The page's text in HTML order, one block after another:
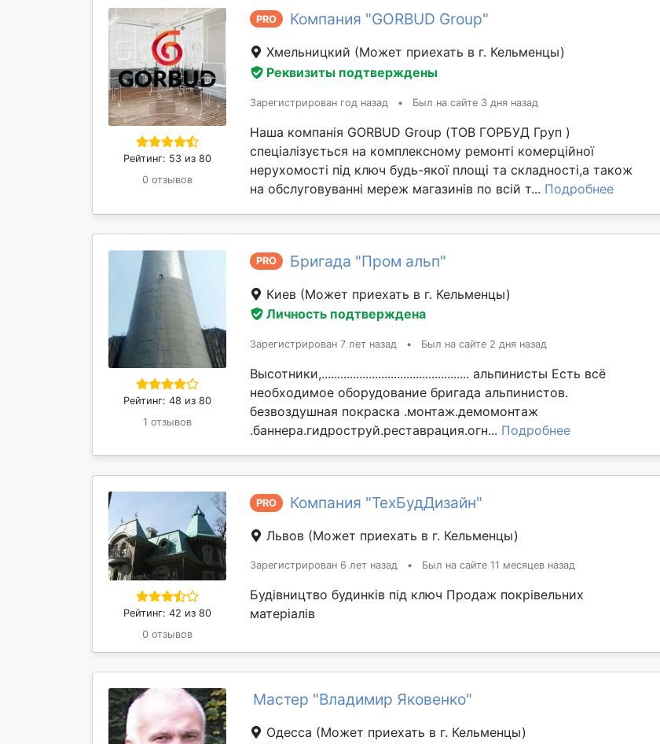
Рейтинг: 53 из 80
0 отзывов
PRO Компания "GORBUD Group"
Хмельницкий (Может приехать в г. Кельменцы)
Реквизиты подтверждены
Зарегистрирован год назад • Был на сайте 3 дня назад
Наша компанія GORBUD Group (ТОВ ГОРБУД Груп )
спеціалізується на комплексному ремонті комерційної
нерухомості під ключ будь-якої площі та складності,а також
на обслуговуванні мереж магазинів по всій т... Подробнее
Рейтинг: 48 из 80
1 отзывов
PRO Бригада "Пром альп"
Киев (Может приехать в г. Кельменцы)
Личность подтверждена
Зарегистрирован 7 лет назад • Был на сайте 2 дня назад
Высотники,............................................... альпинисты Есть всё
необходимое оборудование бригада альпинистов.
безвоздушная покраска .монтаж.демомонтаж
.баннера.гидроструй.реставрация.огн... Подробнее
Рейтинг: 42 из 80
0 отзывов
PRO Компания "ТехБудДизайн"
Львов (Может приехать в г. Кельменцы)
Зарегистрирован 6 лет назад • Был на сайте 11 месяцев назад
Будівництво будинків під ключ Продаж покрівельних
матеріалів
Мастер "Владимир Яковенко"
Одесса (Может приехать в г. Кельменцы)